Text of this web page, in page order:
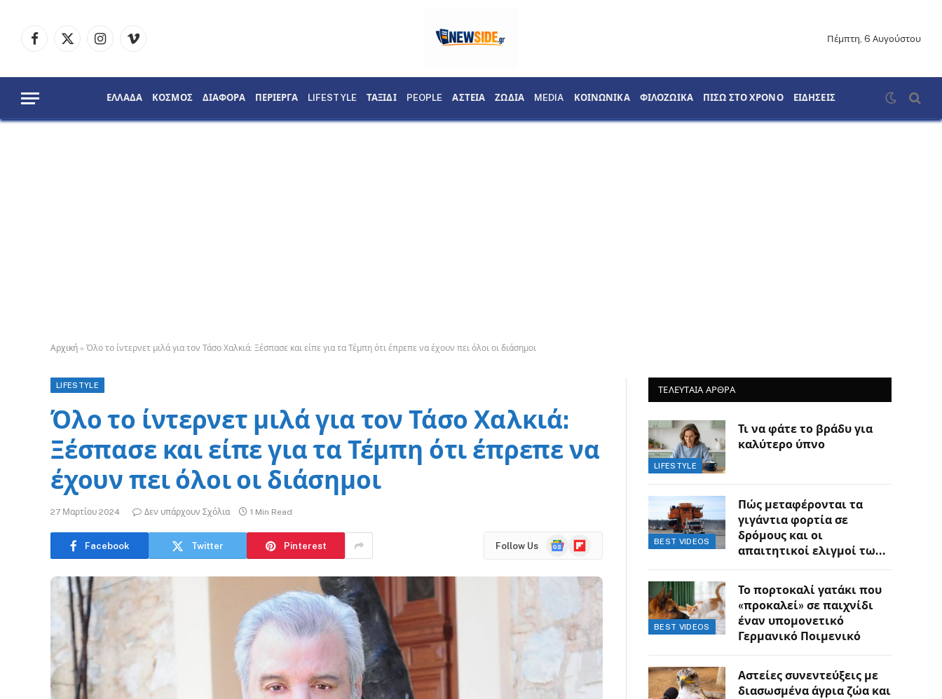
Facebook
X
InstagramVimeo
Πέμπτη, 6 Αυγούστου
ΕΛΛΑΔΑ ΚΟΣΜΟΣ ΔΙΑΦΟΡΑ ΠΕΡΙΕΡΓΑ LIFESTYLE ΤΑΞΙΔΙ PEOPLE ΑΣΤΕΙΑ ΖΩΔΙΑ MEDIA ΚΟΙΝΩΝΙΚΑ ΦΙΛΟΖΩΙΚΑ ΠΙΣΩ ΣΤΟ ΧΡΟΝΟ ΕΙΔΗΣΕΙΣ
Αρχική » Όλο το ίντερνετ μιλά για τον Τάσο Χαλκιά: Ξέσπασε και είπε για τα Τέμπη ότι έπρεπε να έχουν πει όλοι οι διάσημοι
LIFESTYLE
Όλο το ίντερνετ μιλά για τον Τάσο Χαλκιά:
Ξέσπασε και είπε για τα Τέμπη ότι έπρεπε να
έχουν πει όλοι οι διάσημοι
27 Μαρτίου 2024 Δεν υπάρχουν Σχόλια 1 Min Read
Facebook Twitter Pinterest Follow Us
GoogleFlipboard
ΤΕΛΕΥΤΑΙΑ ΑΡΘΡΑ
LIFESTYLE
Τι να φάτε το βράδυ για
καλύτερο ύπνο
BEST VIDEOS
Πώς μεταφέρονται τα
γιγάντια φορτία σε
δρόμους και οι
απαιτητικοί ελιγμοί των
BEST VIDEOS
Το πορτοκαλί γατάκι που
«προκαλεί» σε παιχνίδι
έναν υπομονετικό
Γερμανικό Ποιμενικό
Αστείες συνεντεύξεις με
διασωσμένα άγρια ζώα και